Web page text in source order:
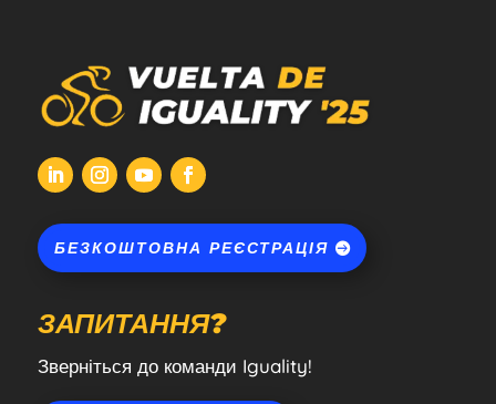
БЕЗКОШТОВНА РЕЄСТРАЦІЯ
ЗАПИТАННЯ?
Зверніться до команди Iguality!